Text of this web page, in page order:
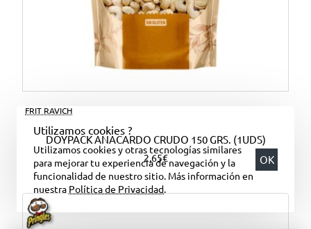
Utilizamos cookies ?
Utilizamos cookies y otras tecnologías similares
para mejorar tu experiencia de navegación y la
funcionalidad de nuestro sitio. Más información en
nuestra Política de Privacidad.
OK
FRIT RAVICH
DOYPACK ANACARDO CRUDO 150 GRS. (1UDS)
2,65€